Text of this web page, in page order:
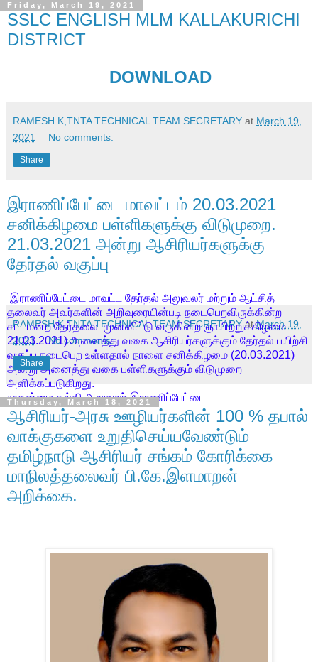
Friday, March 19, 2021
SSLC ENGLISH MLM KALLAKURICHI
DISTRICT
DOWNLOAD
RAMESH K,TNTA TECHNICAL TEAM SECRETARY at March 19,
2021
No comments:
Share
இராணிப்பேட்டை மாவட்டம் 20.03.2021
சனிக்கிழமை பள்ளிகளுக்கு விடுமுறை.
21.03.2021 அன்று ஆசிரியர்களுக்கு
தேர்தல் வகுப்பு
இராணிப்பேட்டை மாவட்ட தேர்தல் அலுவலர் மற்றும் ஆட்சித்
தலைவர் அவர்களின் அறிவுரையின்படி நடைபெறவிருக்கின்ற
சட்டமன்ற தேர்தலை முன்னிட்டு வருகின்ற ஞாயிற்றுக்கிழமை
21.03.2021) அனைத்து வகை ஆசிரியர்களுக்கும் தேர்தல் பயிற்சி
வகுப்பு நடைபெற உள்ளதால் நாளை சனிக்கிழமை (20.03.2021)
அன்று அனைத்து வகை பள்ளிகளுக்கும் விடுமுறை
அளிக்கப்படுகிறது.
முதன்மை கல்வி அலுவலர் இராணிப்பேட்டை
RAMESH K,TNTA TECHNICAL TEAM SECRETARY atMarch 19,
2021
No comments:
Share
Thursday, March 18, 2021
ஆசிரியர்-அரசு ஊழியர்களின் 100 % தபால்
வாக்குகளை உறுதிசெய்யவேண்டும்
தமிழ்நாடு ஆசிரியர் சங்கம் கோரிக்கை
மாநிலத்தலைவர் பி.கே.இளமாறன்
அறிக்கை.